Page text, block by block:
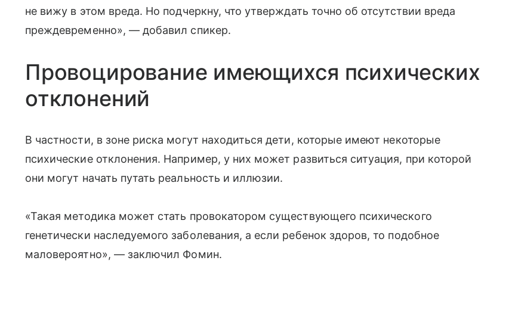
не вижу в этом вреда. Но подчеркну, что утверждать точно об отсутствии вреда
преждевременно», — добавил спикер.
Провоцирование имеющихся психических
отклонений
В частности, в зоне риска могут находиться дети, которые имеют некоторые
психические отклонения. Например, у них может развиться ситуация, при которой
они могут начать путать реальность и иллюзии.
«Такая методика может стать провокатором существующего психического
генетически наследуемого заболевания, а если ребенок здоров, то подобное
маловероятно», — заключил Фомин.